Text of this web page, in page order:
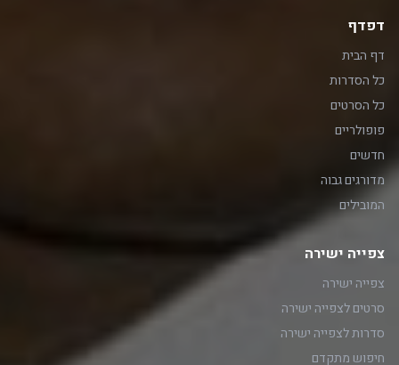
דפדף
דף הבית
כל הסדרות
כל הסרטים
פופולריים
חדשים
מדורגים גבוה
המובילים
צפייה ישירה
צפייה ישירה
סרטים לצפייה ישירה
סדרות לצפייה ישירה
חיפוש מתקדם